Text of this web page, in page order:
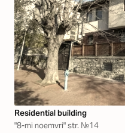
Residential building
"8-mi noemvri" str. №14